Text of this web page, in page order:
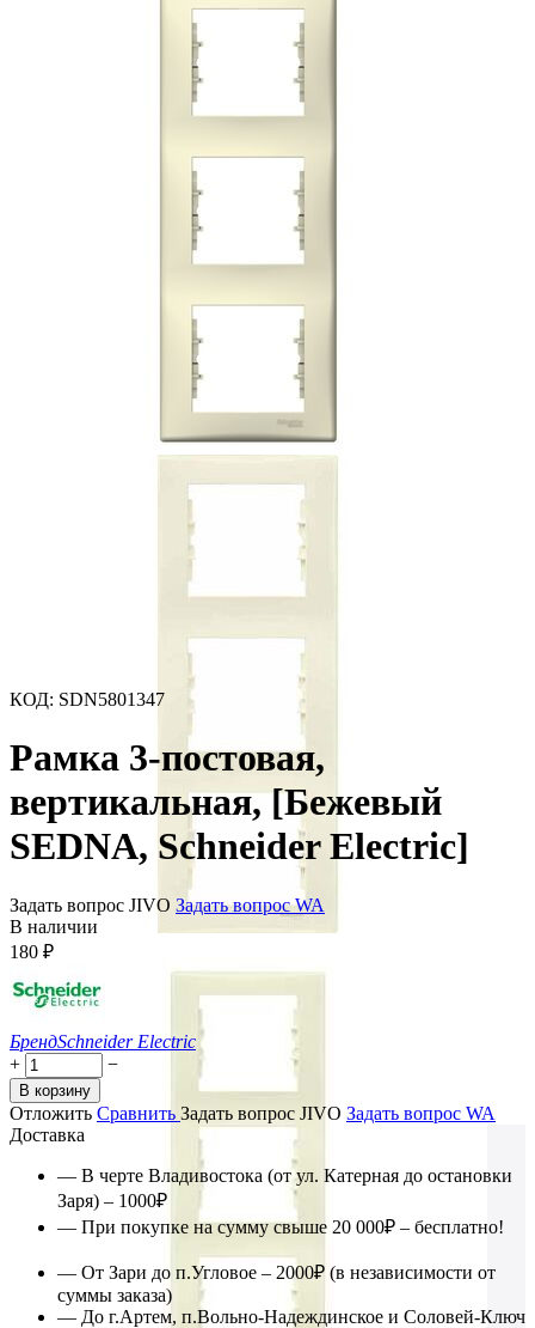
КОД: SDN5801347
Рамка 3-постовая,
вертикальная, [Бежевый
SEDNA, Schneider Electric]
Задать вопрос JIVO Задать вопрос WA
В наличии
180 ₽
БрендSchneider Electric
+
−
В корзину
Отложить Сравнить Задать вопрос JIVO Задать вопрос WA
Доставка
— В черте Владивостока (от ул. Катерная до остановки
Заря) – 1000₽
— При покупке на сумму свыше 20 000₽ – бесплатно!
— От Зари до п.Угловое – 2000₽ (в независимости от
суммы заказа)
— До г.Артем, п.Вольно-Надеждинское и Соловей-Ключ